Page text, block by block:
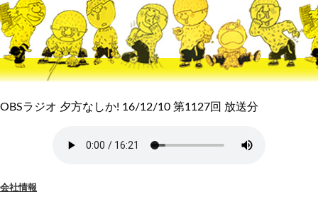
OBSラジオ 夕方なしか! 16/12/10 第1127回 放送分
会社情報